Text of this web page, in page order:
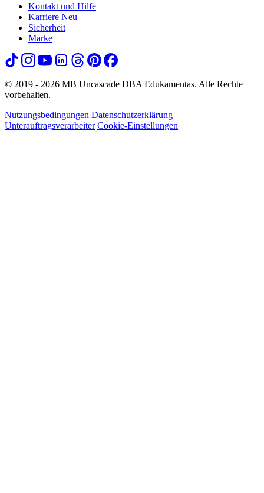
Kontakt und Hilfe
Karriere Neu
Sicherheit
Marke
© 2019 - 2026 MB Uncascade DBA Edukamentas. Alle Rechte
vorbehalten.
Nutzungsbedingungen Datenschutzerklärung
Unterauftragsverarbeiter Cookie-Einstellungen